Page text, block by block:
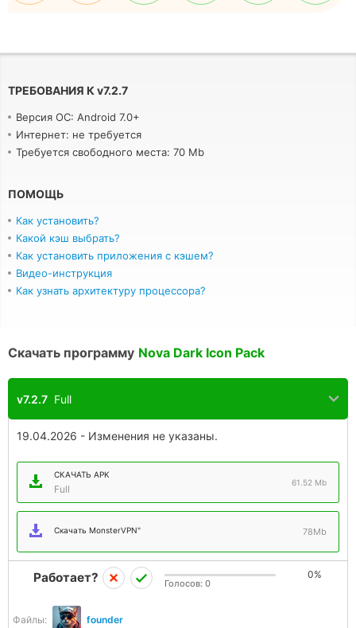
ТРЕБОВАНИЯ К v7.2.7
Версия ОС: Android 7.0+
Интернет: не требуется
Требуется свободного места: 70 Mb
ПОМОЩЬ
Как установить?
Какой кэш выбрать?
Как установить приложения с кэшем?
Видео-инструкция
Как узнать архитектуру процессора?
Скачать программу Nova Dark Icon Pack
v7.2.7 Full
19.04.2026 - Изменения не указаны.
СКАЧАТЬ APK
Full
61.52 Mb
Скачать MonsterVPN" 78Mb
Файлы: founder
Работает? 0%
Голосов: 0